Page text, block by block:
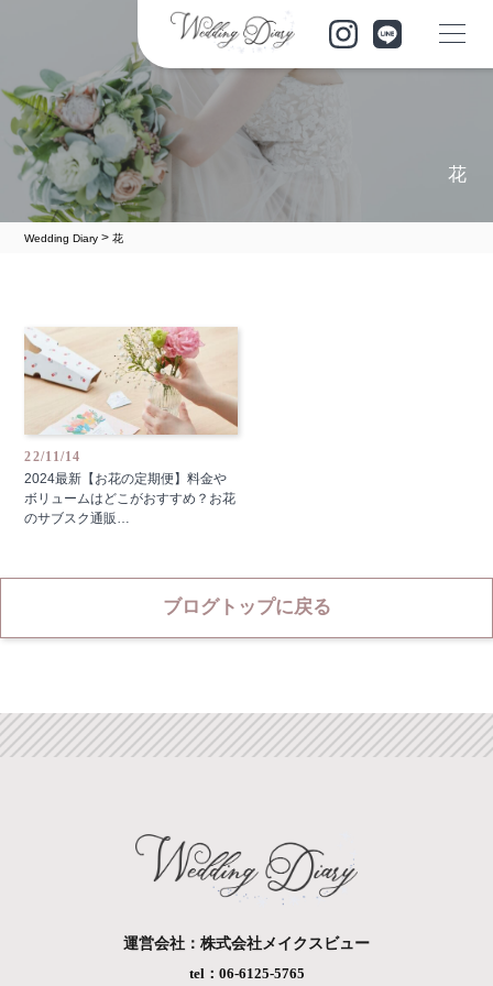
花
Wedding Diary >花
22/11/14
2024最新【お花の定期便】料金や
ボリュームはどこがおすすめ？お花
のサブスク通販…
ブログトップに戻る
運営会社：株式会社メイクスビュー
tel：06-6125-5765